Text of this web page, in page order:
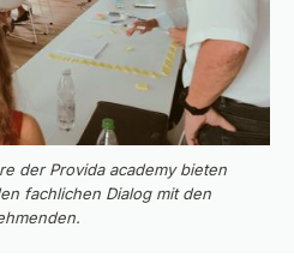
der Provida academy bieten
fachlichen Dialog mit den